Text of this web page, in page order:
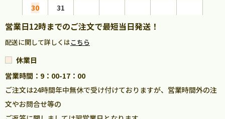
30
31
営業日12時までのご注文で最短当日発送！
配送に関して詳しくはこちら
休業日
営業時間：9：00-17：00
ご注文は24時間年中無休で受け付けておりますが、営業時間外の注
文やお問合せ等の